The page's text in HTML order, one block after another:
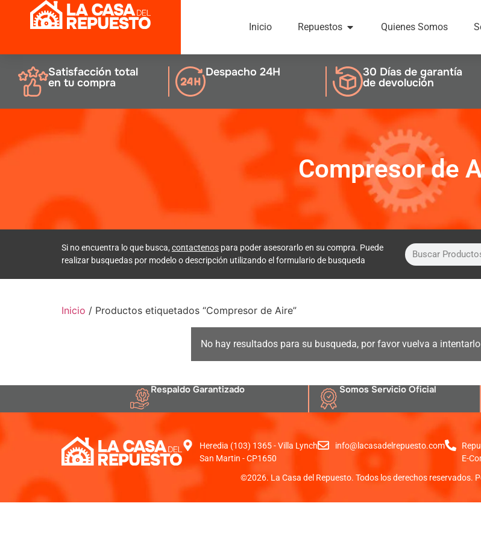
Inicio Repuestos Quienes Somos
Satisfacción total
en tu compra
Despacho 24H
30 Días de garantía
de devolución
Compresor de
Si no encuentra lo que busca, contactenos para poder asesorarlo en su compra. Puede
realizar busquedas por modelo o descripción utilizando el formulario de busqueda
Inicio / Productos etiquetados “Compresor de Aire”
No hay resultados para su busqueda, por favor vuelva a
Respaldo Garantizado Somos Servicio Oficial
Heredia (103) 1365 - Villa Lynch
San Martin - CP1650
info@lacasadelrepuesto.com
E-
©2026. La Casa del Repuesto. Todos los derechos reservados.